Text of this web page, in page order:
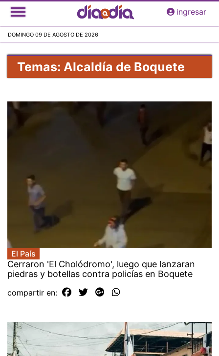
Pasar
al
principal
ingresar
DOMINGO 09 DE AGOSTO DE 2026
Temas: Alcaldía de Boquete
El País
Cerraron 'El Cholódromo', luego que lanzaran
piedras y botellas contra policías en Boquete
compartir en: